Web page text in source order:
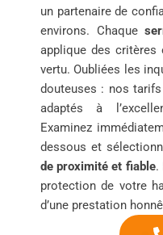
un partenaire de
environs. Chaque
applique des critères
vertu. Oubliées les
douteuses : nos
adaptés à
Examinez
dessous et
de proximité et fiable.
protection de votre
d’une prestation